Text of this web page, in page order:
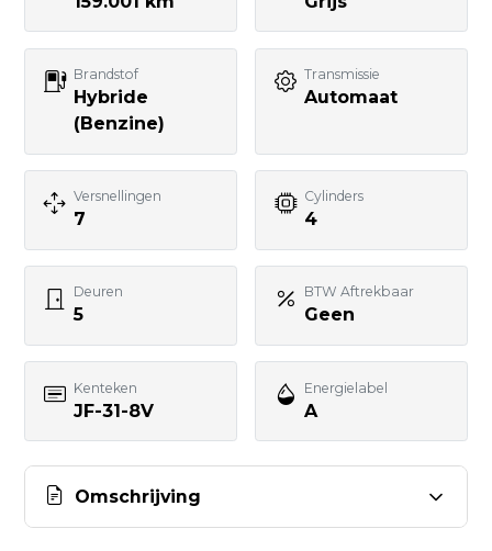
Uw bericht
BERICHT VERSTUREN
Brandstof
Hybride
(Benzine)
Transmissie
Automaat
Versnellingen
7
Cylinders
4
Deuren
5
BTW Aftrekbaar
Geen
Kenteken
JF-31-8V
Energielabel
A
Omschrijving